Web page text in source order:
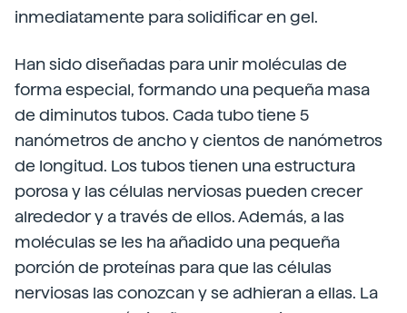
inmediatamente para solidificar en gel.
Han sido diseñadas para unir moléculas de
forma especial, formando una pequeña masa
de diminutos tubos. Cada tubo tiene 5
nanómetros de ancho y cientos de nanómetros
de longitud. Los tubos tienen una estructura
porosa y las células nerviosas pueden crecer
alrededor y a través de ellos. Además, a las
moléculas se les ha añadido una pequeña
porción de proteínas para que las células
nerviosas las conozcan y se adhieran a ellas. La